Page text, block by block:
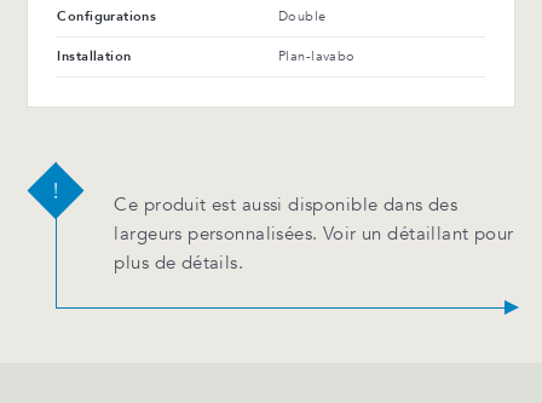
Configurations Double
Installation Plan-lavabo
Ce produit est aussi disponible dans des
largeurs personnalisées. Voir un détaillant pour
plus de détails.